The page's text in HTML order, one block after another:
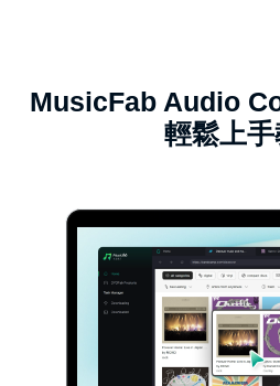
MusicFab Audio
輕鬆上